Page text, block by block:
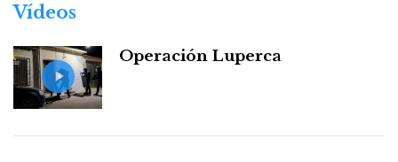
Vídeos
Operación Luperca